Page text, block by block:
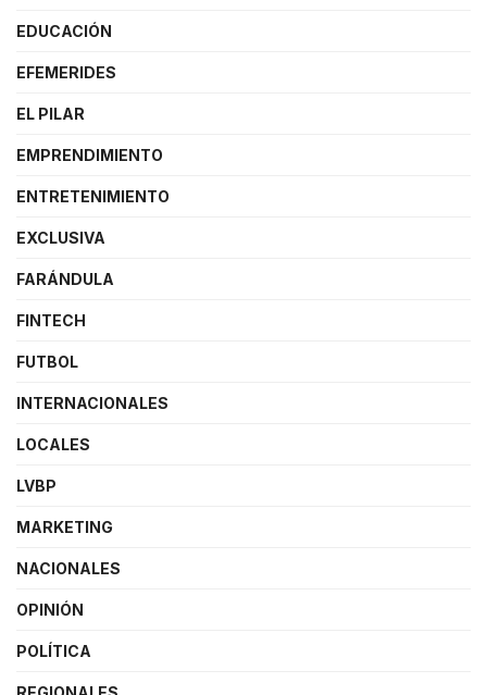
EDUCACIÓN
EFEMERIDES
EL PILAR
EMPRENDIMIENTO
ENTRETENIMIENTO
EXCLUSIVA
FARÁNDULA
FINTECH
FUTBOL
INTERNACIONALES
LOCALES
LVBP
MARKETING
NACIONALES
OPINIÓN
POLÍTICA